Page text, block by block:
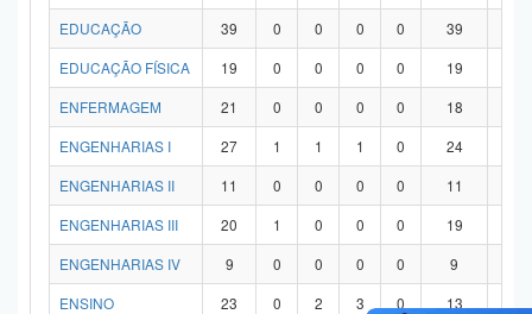
EDUCAÇÃO
39 0 0 0 0 39
EDUCAÇÃO FÍSICA
19 0 0 0 0 19
ENFERMAGEM
21 0 0 0 0 18
ENGENHARIAS I
27 1 1 1 0 24
ENGENHARIAS II
11 0 0 0 0 11
ENGENHARIAS III
20 1 0 0 0 19
ENGENHARIAS IV
9 0 0 0 0 9
ENSINO
23 0 2 3 0 13